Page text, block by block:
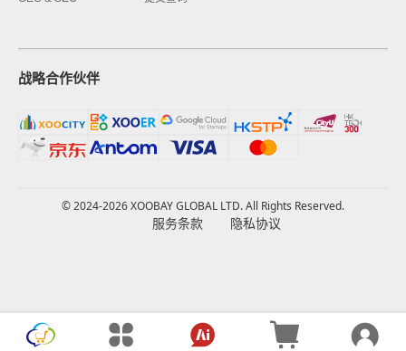
战略合作伙伴
© 2024-2026 XOOBAY GLOBAL LTD. All Rights Reserved.
服务条款 隐私协议